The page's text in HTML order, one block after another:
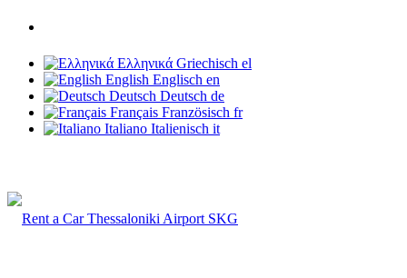
Ελληνικά Griechisch el
English Englisch en
Deutsch Deutsch de
Français Französisch fr
Italiano Italienisch it